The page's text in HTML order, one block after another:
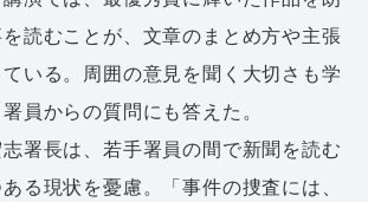
読むことが、文章のまとめ方や主張
いる。周囲の意見を聞く大切さも学
員からの質問にも答えた。
署長は、若手署員の間で新聞を読む
る現状を憂慮。「事件の捜査には、